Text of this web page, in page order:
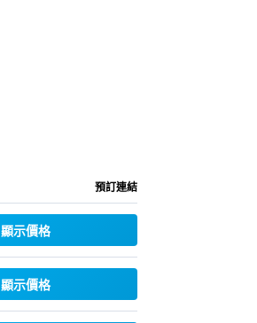
預訂連結
顯示價格
顯示價格